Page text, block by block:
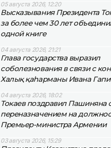
05 августа 2026, 12:20
Высказывания Президента
за более чем 30 лет
одной книге
04 августа 2026, 21:21
Глава государства выразил
соболезнования в связи с
Халық қаһарманы Ивана
04 августа 2026, 18:02
Токаев поздравил Пашиняна
переназначением на
Премьер-министра Армении
03 августа 2026, 15:29